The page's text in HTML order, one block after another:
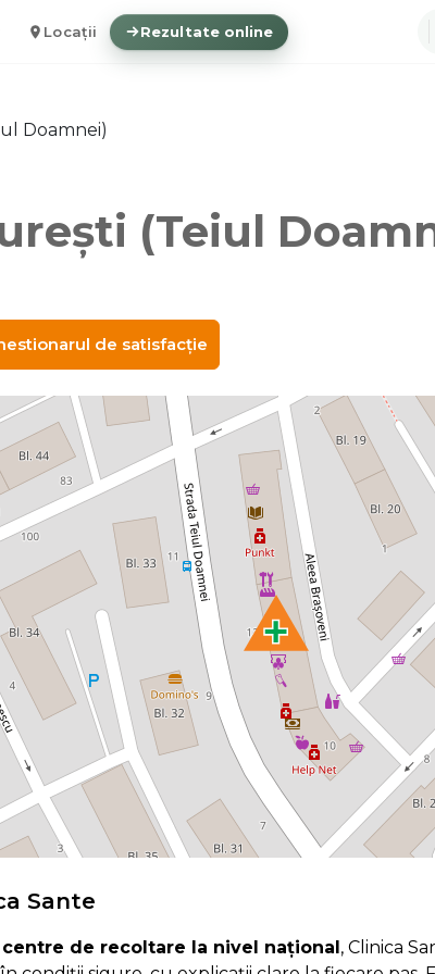
Locații Rezultate online
Doamnei)
(Teiul
de satisfacție
Sante
de recoltare la nivel național, Clinica